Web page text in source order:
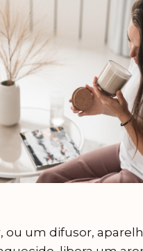
ou um difusor,